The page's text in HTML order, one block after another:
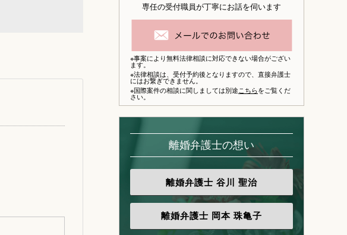
専任の受付職員が丁寧にお話を伺います
※事案により無料法律相談に対応できない場合がござい
ます。
※法律相談は、 受付予約後となりますので、 直接弁護士
にはお繋ぎできません。
※国際案件の相談に関しましては別途こちらをご覧くだ
さい。
離婚弁護士の想い
離婚弁護士 谷川 聖治
離婚弁護士 岡本 珠亀子